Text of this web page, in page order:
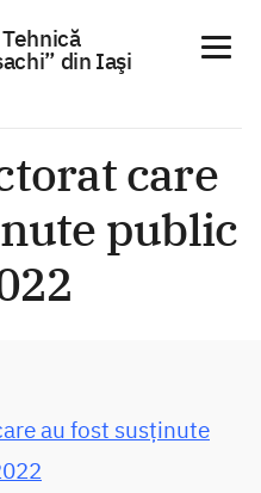
din Iaşi
care
public
au fost susținute